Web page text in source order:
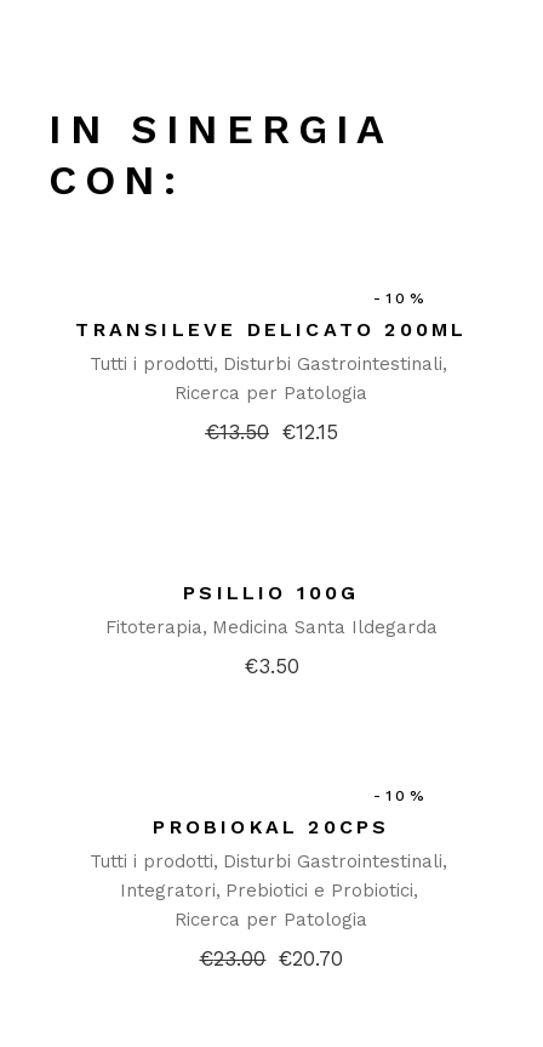
IN SINERGIA
CON:
-10%
TRANSILEVE DELICATO 200ML
Tutti i prodotti Disturbi Gastrointestinali
Ricerca per Patologia
€13.50 €12.15
PSILLIO 100G
Fitoterapia Medicina Santa Ildegarda
€3.50
-10%
PROBIOKAL 20CPS
Tutti i prodotti Disturbi Gastrointestinali
Integratori Prebiotici e Probiotici
Ricerca per Patologia
€23.00 Il€20.70
Il